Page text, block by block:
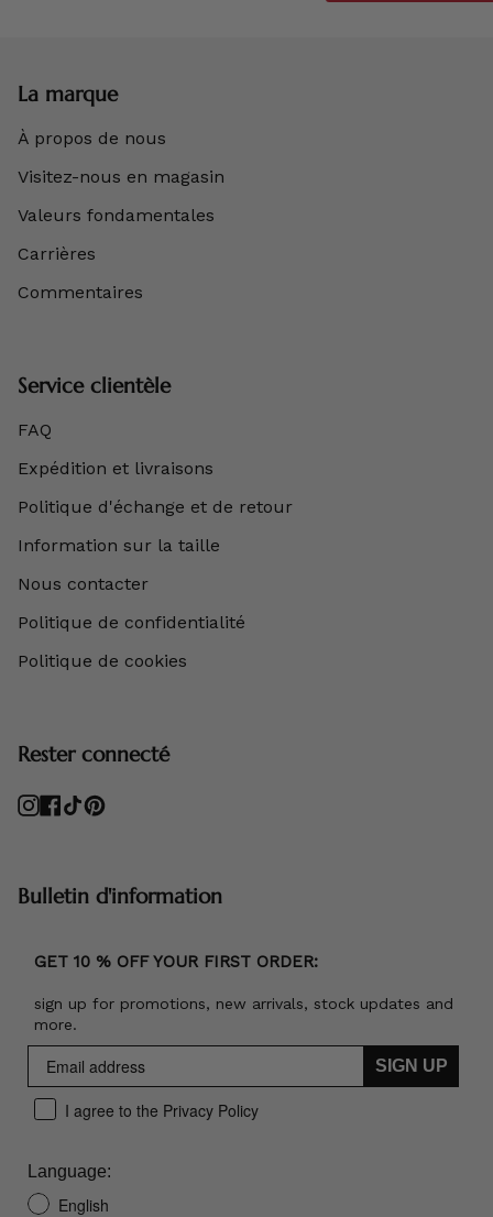
La marque
À propos de nous
Visitez-nous en magasin
Valeurs fondamentales
Carrières
Commentaires
Service clientèle
FAQ
Expédition et livraisons
Politique d'échange et de retour
Information sur la taille
Nous contacter
Politique de confidentialité
Politique de cookies
Rester connecté
Instagram
Facebook
TikTokPinterest
Bulletin d'information
GET 10 % OFF YOUR FIRST ORDER:
sign up for promotions, new arrivals, stock updates and
more.
SIGN UP
I agree to the Privacy Policy
Language:
English